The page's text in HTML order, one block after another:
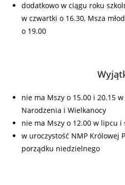
dodatkowo w ciągu roku
w czwartki o 16.30, Msza
o 19.00
nie ma Mszy o 15.00 i 20.15
Narodzenia i Wielkanocy
nie ma Mszy o 12.00 w lipcu
w uroczystość NMP Królowej
porządku niedzielnego